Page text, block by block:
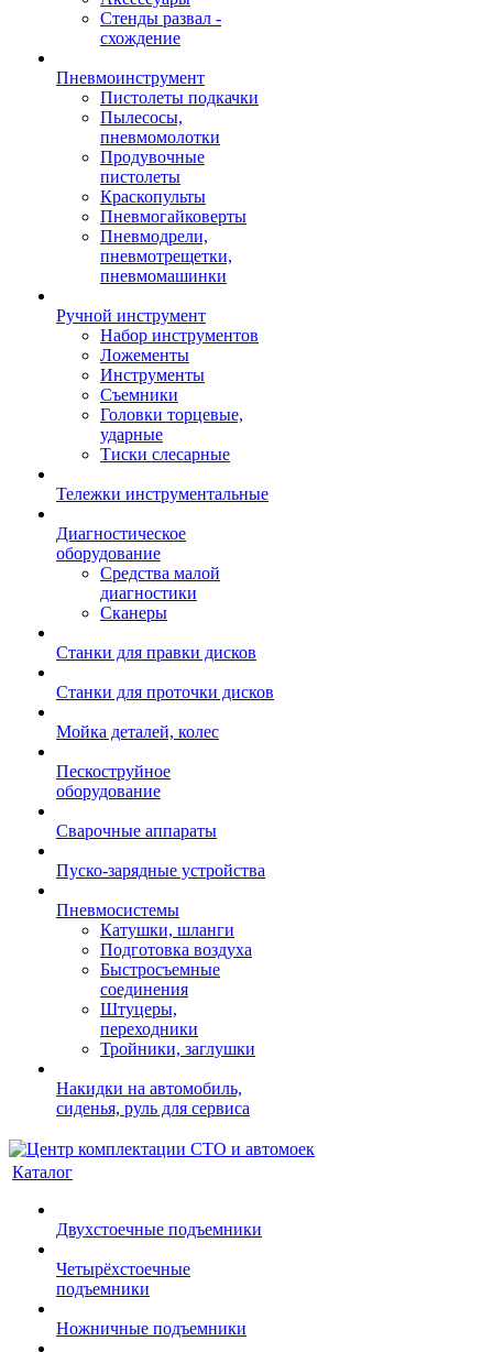
Стенды развал -
схождение
Пневмоинструмент
Пистолеты подкачки
Пылесосы,
пневмомолотки
Продувочные
пистолеты
Краскопульты
Пневмогайковерты
Пневмодрели,
пневмотрещетки,
пневмомашинки
Ручной инструмент
Набор инструментов
Ложементы
Инструменты
Съемники
Головки торцевые,
ударные
Тиски слесарные
Тележки инструментальные
Диагностическое
оборудование
Средства малой
диагностики
Сканеры
Станки для правки дисков
Станки для проточки дисков
Мойка деталей, колес
Пескоструйное
оборудование
Сварочные аппараты
Пуско-зарядные устройства
Пневмосистемы
Катушки, шланги
Подготовка воздуха
Быстросъемные
соединения
Штуцеры,
переходники
Тройники, заглушки
Накидки на автомобиль,
сиденья, руль для сервиса
Каталог
Двухстоечные подъемники
Четырёхстоечные
подъемники
Ножничные подъемники